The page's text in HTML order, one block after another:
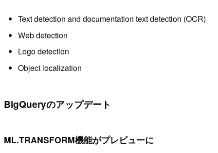
Text detection and documentation text detection (OCR)
Web detection
Logo detection
Object localization
BigQueryのアップデート
ML.TRANSFORM機能がプレビューに